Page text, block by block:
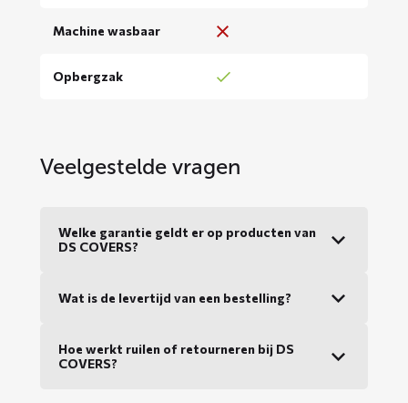
Machine wasbaar
Opbergzak
Veelgestelde vragen
Welke garantie geldt er op producten van
DS COVERS?
Wat is de levertijd van een bestelling?
Hoe werkt ruilen of retourneren bij DS
COVERS?